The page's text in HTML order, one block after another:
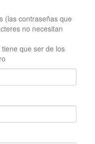
(las contraseñas que
no necesitan
que ser de los